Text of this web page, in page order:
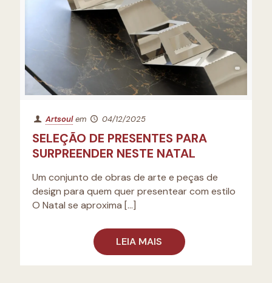
Artsoul em 04/12/2025
SELEÇÃO DE PRESENTES PARA
SURPREENDER NESTE NATAL
Um conjunto de obras de arte e peças de
design para quem quer presentear com estilo ​​
O Natal se aproxima […]
LEIA MAIS